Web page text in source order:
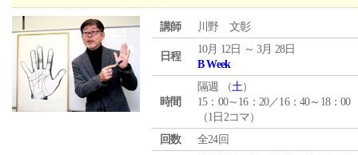
講師 川野 文彰
日程
10月 12日 ～ 3月 28日
B Week
時間
隔週 （土）
15：00～16：20／16：40～18：00
（1日2コマ）
回数
全24回